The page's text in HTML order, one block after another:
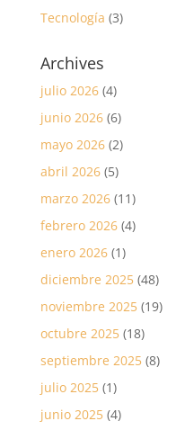
Tecnología (3)
Archives
julio 2026(4)
junio 2026(6)
mayo 2026(2)
abril 2026(5)
marzo 2026(11)
febrero 2026(4)
enero 2026(1)
diciembre 2025(48)
noviembre 2025(19)
octubre 2025(18)
septiembre 2025(8)
julio 2025(1)
junio 2025(4)